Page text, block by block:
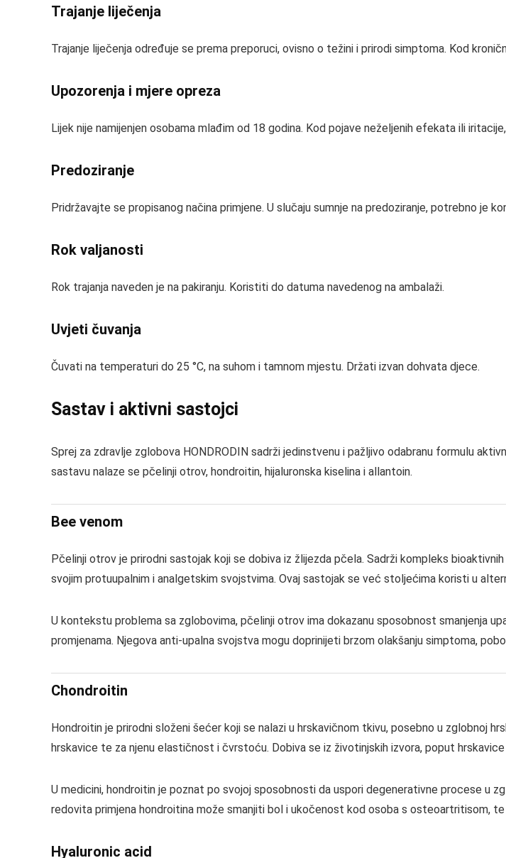
Trajanje liječenja
Trajanje liječenja određuje se prema preporuci, ovisno o težini i prirodi simptoma. Kod
Upozorenja i mjere opreza
Lijek nije namijenjen osobama mlađim od 18 godina. Kod pojave neželjenih efekata ili
Predoziranje
Pridržavajte se propisanog načina primjene. U slučaju sumnje na predoziranje, potrebno je
Rok valjanosti
Rok trajanja naveden je na pakiranju. Koristiti do datuma navedenog na ambalaži.
Uvjeti čuvanja
Čuvati na temperaturi do 25 °C, na suhom i tamnom mjestu. Držati izvan dohvata djece.
Sastav i aktivni sastojci
Sprej za zdravlje zglobova HONDRODIN sadrži jedinstvenu i pažljivo odabranu formulu
sastavu nalaze se pčelinji otrov, hondroitin, hijaluronska kiselina i allantoin.
Bee venom
Pčelinji otrov je prirodni sastojak koji se dobiva iz žlijezda pčela. Sadrži kompleks
svojim protuupalnim i analgetskim svojstvima. Ovaj sastojak se već stoljećima koristi u
U kontekstu problema sa zglobovima, pčelinji otrov ima dokazanu sposobnost smanjenja
promjenama. Njegova anti-upalna svojstva mogu doprinijeti brzom olakšanju simptoma,
Chondroitin
Hondroitin je prirodni složeni šećer koji se nalazi u hrskavičnom tkivu, posebno u zglobnoj
hrskavice te za njenu elastičnost i čvrstoću. Dobiva se iz životinjskih izvora, poput hrskavice
U medicini, hondroitin je poznat po svojoj sposobnosti da uspori degenerativne procese u
redovita primjena hondroitina može smanjiti bol i ukočenost kod osoba s osteoartritisom,
Hyaluronic acid